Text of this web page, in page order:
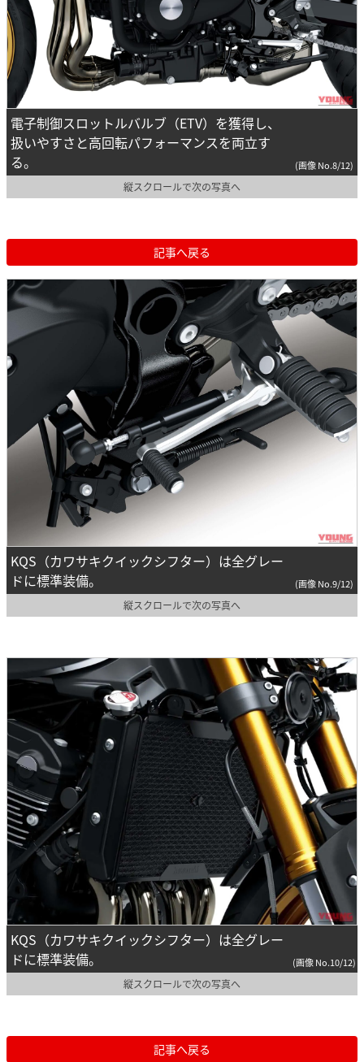
電子制御スロットルバルブ（ETV）を獲得し、
扱いやすさと高回転パフォーマンスを両立す
る。
(画像 No.8/12)
縦スクロールで次の写真へ
記事へ戻る
KQS（カワサキクイックシフター）は全グレー
ドに標準装備。
(画像 No.9/12)
縦スクロールで次の写真へ
KQS（カワサキクイックシフター）は全グレー
ドに標準装備。
(画像 No.10/12)
縦スクロールで次の写真へ
記事へ戻る